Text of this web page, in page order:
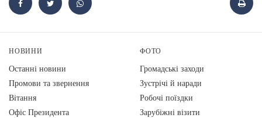
НОВИНИ
Останні новини
Промови та звернення
Вiтання
Офіс Президента
ФОТО
Громадські заходи
Зустрічі й наради
Робочі поїздки
Зарубіжні візити